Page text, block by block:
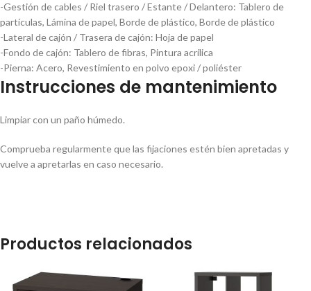
-Gestión de cables / Riel trasero / Estante / Delantero: Tablero de
partículas, Lámina de papel, Borde de plástico, Borde de plástico
-Lateral de cajón / Trasera de cajón: Hoja de papel
-Fondo de cajón: Tablero de fibras, Pintura acrílica
-Pierna: Acero, Revestimiento en polvo epoxi / poliéster
Instrucciones de mantenimiento
Limpiar con un paño húmedo.
Comprueba regularmente que las fijaciones estén bien apretadas y
vuelve a apretarlas en caso necesario.
Productos relacionados